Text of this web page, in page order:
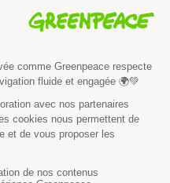
instagramyoutube
intellectuelle
dans le monde